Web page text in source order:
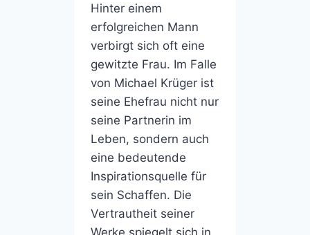
Hinter einem
erfolgreichen Mann
verbirgt sich oft eine
gewitzte Frau. Im Falle
von Michael Krüger ist
seine Ehefrau nicht nur
seine Partnerin im
Leben, sondern auch
eine bedeutende
Inspirationsquelle für
sein Schaffen. Die
Vertrautheit seiner
Werke spiegelt sich in